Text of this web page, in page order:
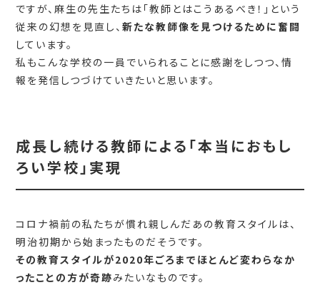
ですが、麻生の先生たちは「教師とはこうあるべき！」という
従来の幻想を見直し、新たな教師像を見つけるために奮闘
しています。
私もこんな学校の一員でいられることに感謝をしつつ、情
報を発信しつづけていきたいと思います。
成長し続ける教師による「本当におもし
ろい学校」実現
コロナ禍前の私たちが慣れ親しんだあの教育スタイルは、
明治初期から始まったものだそうです。
その教育スタイルが2020年ごろまでほとんど変わらなか
ったことの方が奇跡みたいなものです。